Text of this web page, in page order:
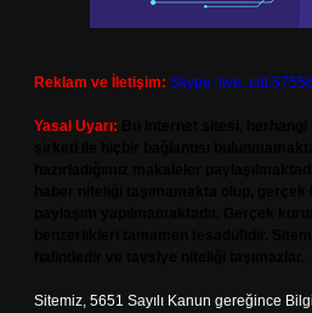
Reklam ve İletişim: Skype:
Yasal Uyarı:
Sitemiz, 5651 Sayılı Kanun gereğince